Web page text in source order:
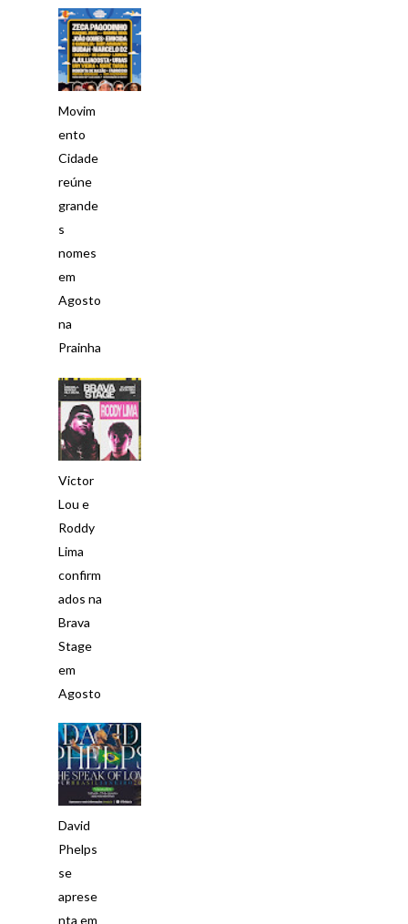
Movim
ento
Cidade
reúne
grande
s
nomes
em
Agosto
na
Prainha
Victor
Lou e
Roddy
Lima
confirm
ados na
Brava
Stage
em
Agosto
David
Phelps
se
aprese
nta em